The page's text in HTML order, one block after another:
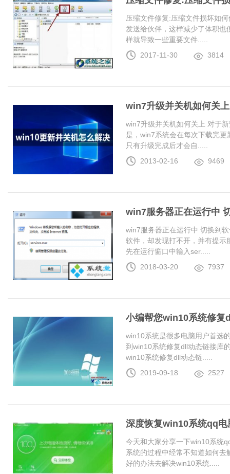
压缩文件修复:压缩文件损坏如
发送给伙伴，这样减少了体积
样就导致一些重要文件.....
2017-11-30
3814
win7升级并关机如何关上
win7升级并关机如何关上 对于
是，win7系统会在每次下载完
只有升级完成后才会自.....
2013-02-16
9469
win7服务器正在运行中
win7服务器正在运行中 切换到
软件，却发现打不开，并有提
先在运行窗口中输入ser.....
2018-03-20
7937
小编帮您win10系统修复
win10系统是很多电脑用户首选
到win10系统修复dll动态链接库
win10系统修复dll动态链.....
2019-09-18
2527
深度恢复win10系统qq
今天和大家分享一下win10系统
系统的过程中经常不知道如何
好的办法去解决win10系统.....